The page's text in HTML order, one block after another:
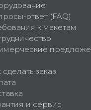
ответ (FAQ)
к макетам
сделать заказ
и сервис